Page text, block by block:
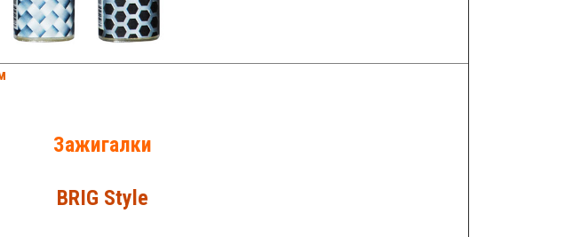
Зажигалки
BRIG Style